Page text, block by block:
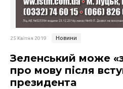
25 Квітня 2019 Новини
Зеленський може
про мову після
президента